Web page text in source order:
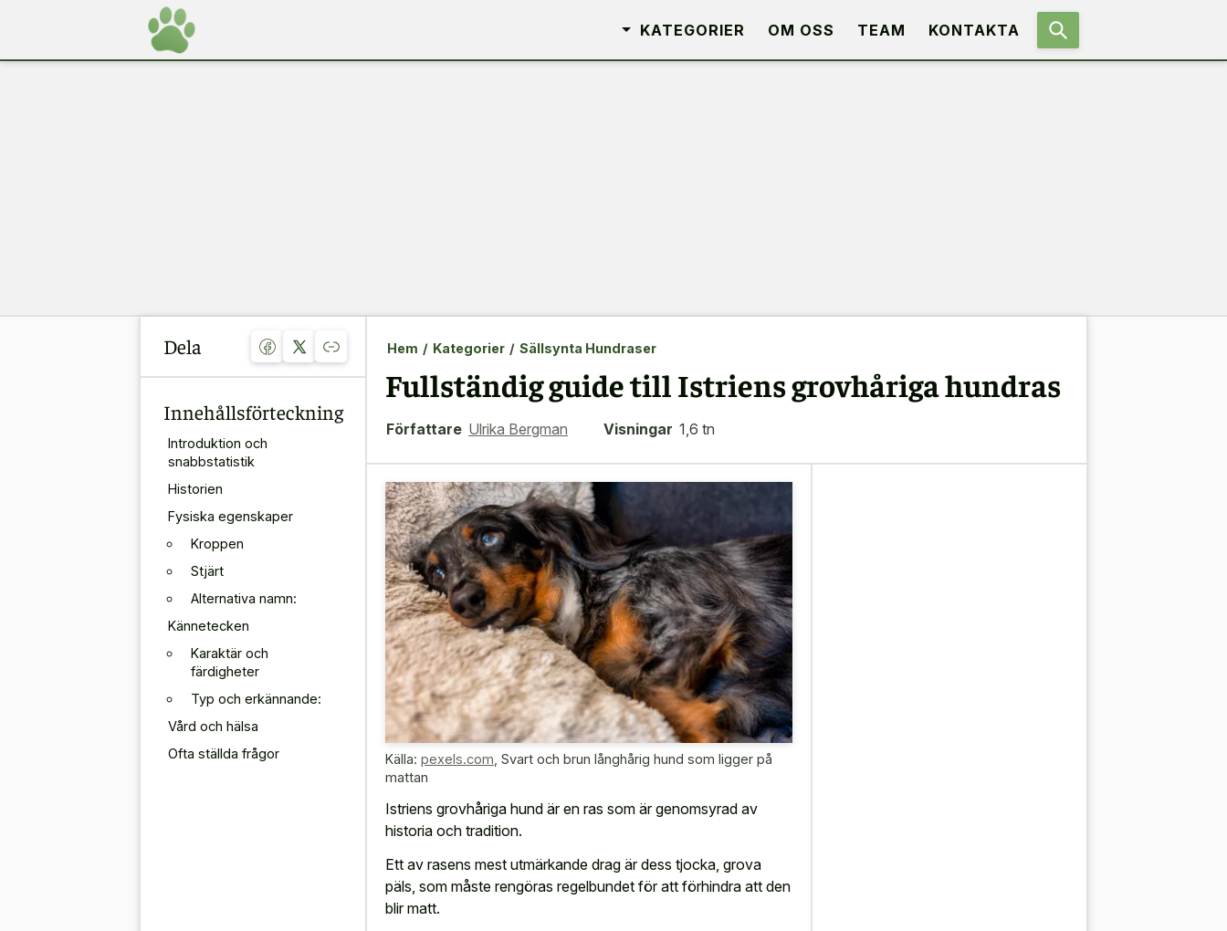
KATEGORIER OM OSS TEAM KONTAKTA
Dela
Innehållsförteckning
Introduktion och
snabbstatistik
Historien
Fysiska egenskaper
Kroppen
Stjärt
Alternativa namn:
Kännetecken
Karaktär och
färdigheter
Typ och erkännande:
Vård och hälsa
Ofta ställda frågor
Hem / Kategorier / Sällsynta Hundraser
Fullständig guide till Istriens grovhåriga hundras
Författare Ulrika Bergman Visningar 1,6 tn
Källa: pexels.com Svart och brun långhårig hund som ligger på
mattan
Istriens grovhåriga hund är en ras som är genomsyrad av
historia och tradition.
Ett av rasens mest utmärkande drag är dess tjocka, grova
päls, som måste rengöras regelbundet för att förhindra att den
blir matt.